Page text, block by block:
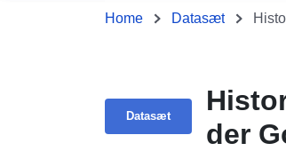
Home Datasæt
Datasæt
der